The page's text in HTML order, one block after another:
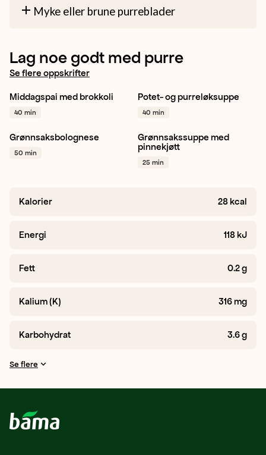
Myke eller brune purreblader
Lag noe godt med purre
Se flere oppskrifter
Pai / Quiche
Brokkoli
Purre
Middagspai med brokkoli
40 min
Potet Purre Hvitløk + 1
Potet- og purreløksuppe
40 min
Gul løk
Hvitløk
Stangselleri
Grønnsaksbolognese
50 min
Gul løk Gulrot
Sellerirot
Grønnsakssuppe med
pinnekjøtt
25 min
Kalorier 28 kcal
Energi 118 kJ
Fett 0.2g
Kalium (K) 316 mg
Karbohydrat 3.6g
Se flere